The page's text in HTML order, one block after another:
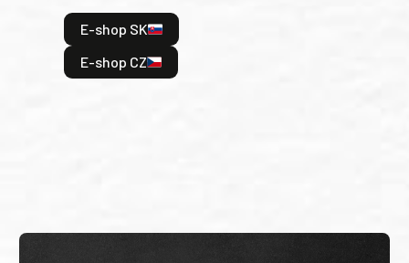
E-shop SK
E-shop CZ